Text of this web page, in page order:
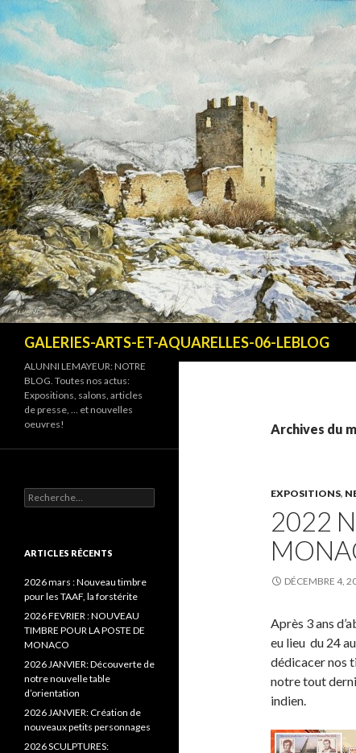
GALERIES-ARTS-ET-AQUARELLES-06-LEBLOG
Archives du
EXPOSITIONS,
2022
DÉCEMBRE 4,
Après 3 ans
eu lieu du 24
dédicacer nos
notre tout
indien.
ALUNNI LEMAYEUR: NOTRE
BLOG. Toutes nos actus:
Expositions, salons, articles
de presse, … et nouvelles
oeuvres!
Recherche pour :
ARTICLES RÉCENTS
2026 mars : Nouveau timbre
pour les TAAF, la forstérite
2026 FEVRIER : NOUVEAU
TIMBRE POUR LA POSTE DE
MONACO
2026 JANVIER: Découverte de
notre nouvelle table
d’orientation
2026 JANVIER: Création de
nouveaux petits personnages
2026 SCULPTURES: